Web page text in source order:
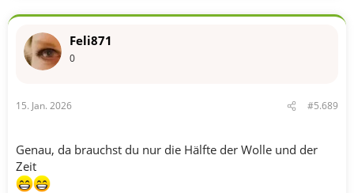
k
o
:
Feli871
0
15. Jan. 2026 #5.689
Genau, da brauchst du nur die Hälfte der Wolle und der
Zeit